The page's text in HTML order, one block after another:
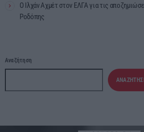
Ο Ιλχάν Αχμέτ στον ΕΛΓΑ για τις
Ροδόπης
Αναζήτηση